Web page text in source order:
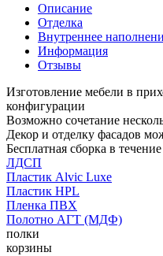
Описание
Отделка
Внутреннее
Информация
Отзывы
Изготовление мебели в
конфигурации
Возможно сочетание
Декор и отделку фасадов
Бесплатная сборка в
ЛДСП
Пластик Alvic Luxe
Пластик HPL
Пленка ПВХ
Полотно АГТ (МДФ)
полки
корзины